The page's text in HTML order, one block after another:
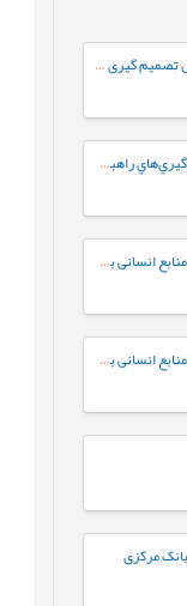
ارزیابی فناوری های بازاریابی دیجیتال به روش تصمیم گیری چند معیاره فازی (مورد مطالعه شرکت گوشتی کاله)
طراحي الگويي براي ارزيابي سياست و تصميم‌گيري‌هاي راهبردي در دانشگاه‌هاي ايران
تدوین و نگاشت راهبردهای توسعه مدیریت منابع انسانی بر اساس فناوری هوش مصنوعی در سازمان امور مالیاتی کشور
تدوین و نگاشت راهبردهای توسعه مدیریت منابع انسانی بر اساس فناوری هوش مصنوعی در سازمان امور مالیاتی کشور
مرکزی